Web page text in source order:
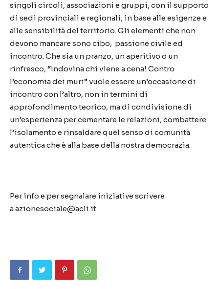
singoli circoli, associazioni e gruppi, con il supporto
di sedi provinciali e regionali, in base alle esigenze e
alle sensibilità del territorio. Gli elementi che non
devono mancare sono cibo, passione civile ed
incontro. Che sia un pranzo, un aperitivo o un
rinfresco, “Indovina chi viene a cena! Contro
l’economia dei muri” vuole essere un’occasione di
incontro con l’altro, non in termini di
approfondimento teorico, ma di condivisione di
un’esperienza per cementare le relazioni, combattere
l’isolamento e rinsaldare quel senso di comunità
autentica che è alla base della nostra democrazia.
Per info e per segnalare iniziative scrivere
aazionesociale@acli.it